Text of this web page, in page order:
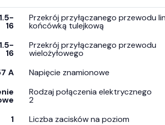
1.5-
16
Przekrój przyłączanego przewodu
końcówką tulejkową
1.5-
16
Przekrój przyłączanego przewodu
wielożyłowego
A Napięcie znamionowe
Rodzaj połączenia elektrycznego
2
1 Liczba zacisków na poziom